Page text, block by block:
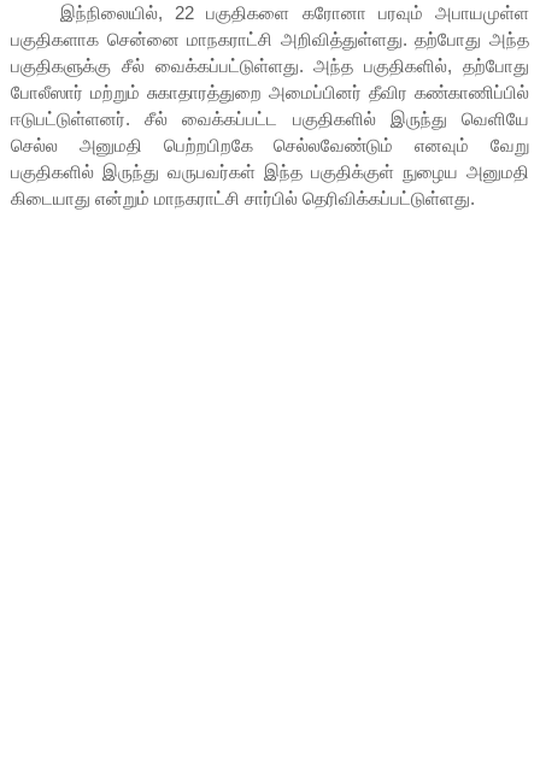
இந்நிலையில், 22 பகுதிகளை கரோனா பரவும் அபாயமுள்ள
பகுதிகளாக சென்னை மாநகராட்சி அறிவித்துள்ளது. தற்போது அந்த
பகுதிகளுக்கு சீல் வைக்கப்பட்டுள்ளது. அந்த பகுதிகளில், தற்போது
போலீஸார் மற்றும் சுகாதாரத்துறை அமைப்பினர் தீவிர கண்காணிப்பில்
ஈடுபட்டுள்ளனர். சீல் வைக்கப்பட்ட பகுதிகளில் இருந்து வெளியே
செல்ல அனுமதி பெற்றபிறகே செல்லவேண்டும் எனவும் வேறு
பகுதிகளில் இருந்து வருபவர்கள் இந்த பகுதிக்குள் நுழைய அனுமதி
கிடையாது என்றும் மாநகராட்சி சார்பில் தெரிவிக்கப்பட்டுள்ளது.